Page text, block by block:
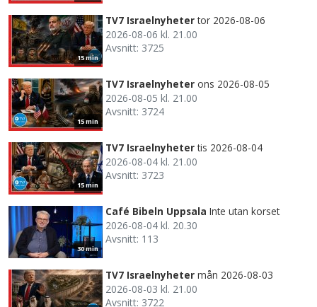
15 min
TV7 Israelnyheter tor 2026-08-06
2026-08-06 kl. 21.00
Avsnitt: 3725
15 min
TV7 Israelnyheter ons 2026-08-05
2026-08-05 kl. 21.00
Avsnitt: 3724
15 min
TV7 Israelnyheter tis 2026-08-04
2026-08-04 kl. 21.00
Avsnitt: 3723
30 min
Café Bibeln Uppsala Inte utan korset
2026-08-04 kl. 20.30
Avsnitt: 113
TV7 Israelnyheter mån 2026-08-03
2026-08-03 kl. 21.00
Avsnitt: 3722